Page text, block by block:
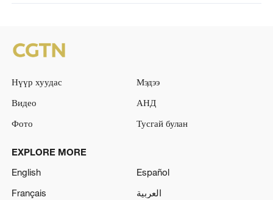
Нүүр хуудас
Мэдээ
Видео
АНД
Фото
Тусгай булан
EXPLORE MORE
English
Español
Français
العربية